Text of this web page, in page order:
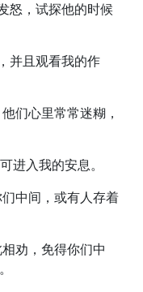
怒，试探他的时候
并且观看我的作
们心里常常迷糊，
进入我的安息。
中间，或有人存着
劝，免得你们中